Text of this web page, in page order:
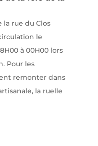
la rue du Clos
le
à 00H00 lors
Pour les
remonter dans
la ruelle